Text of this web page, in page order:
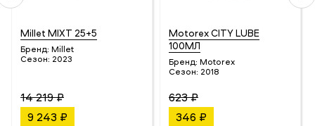
Millet MIXT 25+5
Бренд: Millet
Сезон: 2023
14 219 ₽
9 243 ₽
Motorex CITY LUBE
100МЛ
Бренд: Motorex
Сезон: 2018
623 ₽
346 ₽